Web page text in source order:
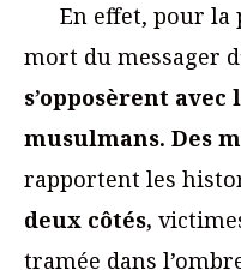
En effet, pour la
mort du messager
s’opposèrent avec
musulmans. Des
rapportent les
deux côtés,
tramée dans